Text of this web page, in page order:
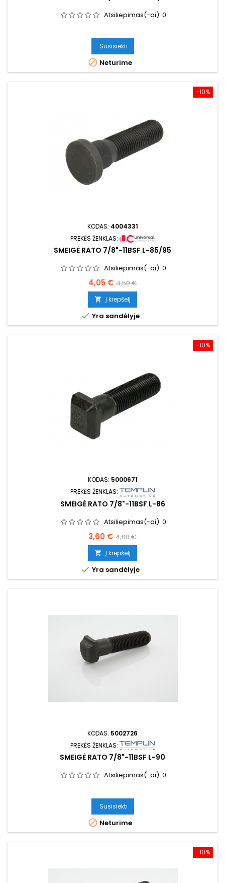
Atsiliepimas(-ai): 0
Susisiekti
 Neturime
−10%
KODAS: 4004331
PREKĖS ŽENKLAS:
SMEIGĖ RATO 7/8"-11BSF L-85/95
Atsiliepimas(-ai): 0
Kaina
4,05 € Bazinė
kaina
4,50 €
 Į krepšelį
 Yra sandėlyje
−10%
KODAS: 5000671
PREKĖS ŽENKLAS:
SMEIGĖ RATO 7/8"-11BSF L-86
Atsiliepimas(-ai): 0
Kaina
3,60 € Bazinė
kaina
4,00 €
 Į krepšelį
 Yra sandėlyje
KODAS: 5002726
PREKĖS ŽENKLAS:
SMEIGĖ RATO 7/8"-11BSF L-90
Atsiliepimas(-ai): 0
Susisiekti
 Neturime
−10%